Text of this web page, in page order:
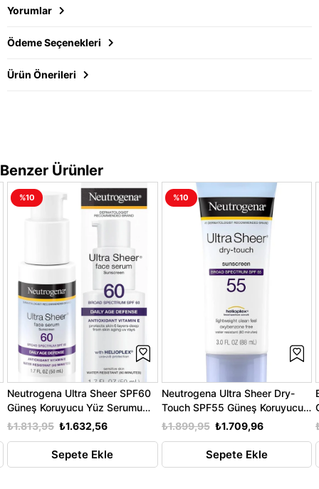
Yorumlar
Ödeme Seçenekleri
Ürün Önerileri
Benzer Ürünler
Neutrogena Ultra Sheer SPF60
Güneş Koruyucu Yüz Serumu
50ML SKT:01/2027
₺1.632,56
₺1.813,95
Sepete Ekle
%10
Neutrogena Ultra Sheer Dry-
Touch SPF55 Güneş Koruyucu
88ML
₺1.709,96
₺1.899,95
Sepete Ekle
%10